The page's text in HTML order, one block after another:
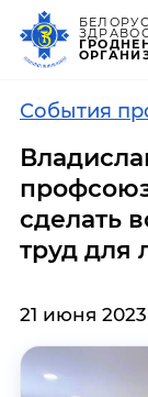
События
сделать
труд для
21 июня